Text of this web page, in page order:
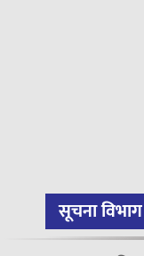
सूचना